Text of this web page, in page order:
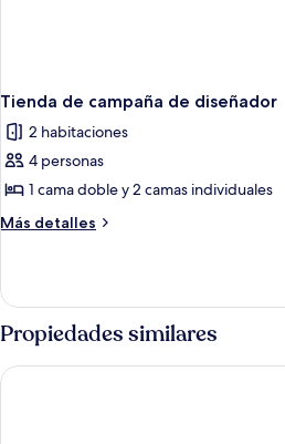
Tienda de campaña de diseñador
2 habitaciones
4 personas
1 cama doble y 2 camas individuales
Más detalles
Más
de
campaña
de
diseñador
Propiedades similares
Perdepera Resort